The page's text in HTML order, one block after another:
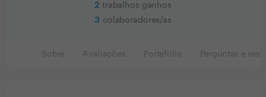
2 trabalhos ganhos
3 colaboradores/as
Sobre Avaliações Portefólio Perguntas e